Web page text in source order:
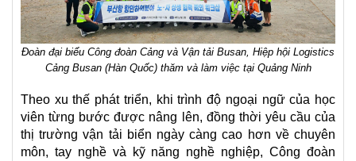
Đoàn đại biểu Công đoàn Cảng và Vận tải Busan, Hiệp hội Logistics
Cảng Busan (Hàn Quốc) thăm và làm việc tại Quảng Ninh
Theo xu thế phát triển, khi trình độ ngoại ngữ của học
viên từng bước được nâng lên, đồng thời yêu cầu của
thị trường vận tải biển ngày càng cao hơn về chuyên
môn, tay nghề và kỹ năng nghề nghiệp, Công đoàn